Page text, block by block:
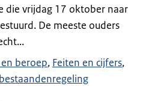
die vrijdag 17 oktober naar
De meeste ouders
beroep Feiten en cijfers